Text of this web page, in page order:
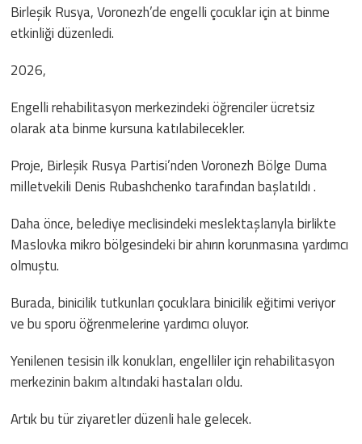
Birleşik Rusya, Voronezh’de engelli çocuklar için at binme
etkinliği düzenledi.
2026,
Engelli rehabilitasyon merkezindeki öğrenciler ücretsiz
olarak ata binme kursuna katılabilecekler.
Proje, Birleşik Rusya Partisi’nden Voronezh Bölge Duma
milletvekili Denis Rubashchenko tarafından başlatıldı .
Daha önce, belediye meclisindeki meslektaşlarıyla birlikte
Maslovka mikro bölgesindeki bir ahırın korunmasına yardımcı
olmuştu.
Burada, binicilik tutkunları çocuklara binicilik eğitimi veriyor
ve bu sporu öğrenmelerine yardımcı oluyor.
Yenilenen tesisin ilk konukları, engelliler için rehabilitasyon
merkezinin bakım altındaki hastaları oldu.
Artık bu tür ziyaretler düzenli hale gelecek.